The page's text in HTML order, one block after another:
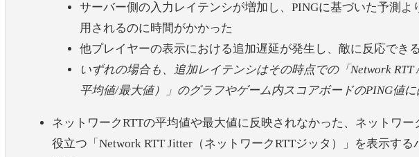
サーバー側の入力レイテンシが増加し、PINGに基づいた予測よ
用されるのに時間がかかった
他プレイヤーの表示における追加遅延が発生し、敵に反応でき
いずれの場合も、追加レイテンシはその時点での「Network RTT
平均値/最大値）」のグラフやゲーム内スコアボードのPING値に
ネットワークRTTの平均値や最大値に反映されなかった、ネットワ
役立つ「Network RTT Jitter（ネットワークRTTジッタ）」を表示す